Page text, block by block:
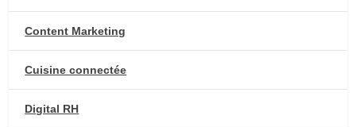
Content Marketing
Cuisine connectée
Digital RH